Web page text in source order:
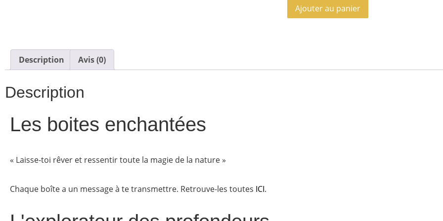
Ajouter au panier
Description Avis (0)
Description
Les boites enchantées
« Laisse-toi rêver et ressentir toute la magie de la nature »
Chaque boîte a un message à te transmettre. Retrouve-les toutes ICI.